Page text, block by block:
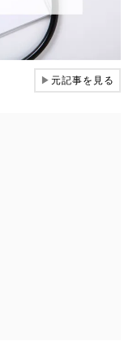
▶元記事を見る